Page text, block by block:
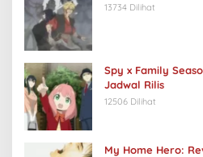
13734 Dilihat
Spy x Family
Jadwal Rilis
12506 Dilihat
My Home Hero: